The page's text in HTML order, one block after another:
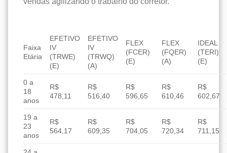
Faixa
Etária
EFETIVO
IV
(TRWE)
(E)
EFETIVO
IV
(TRWQ)
(A)
FLEX
(FCER)
(E)
FLEX
(FQER)
(A)
IDEAL
(TERI)
(E)
0 a
18
anos
R$
478,11
R$
516,40
R$
596,65
R$
610,46
R$
602,67
19 a
23
anos
R$
564,17
R$
609,35
R$
704,05
R$
720,34
R$
711,15